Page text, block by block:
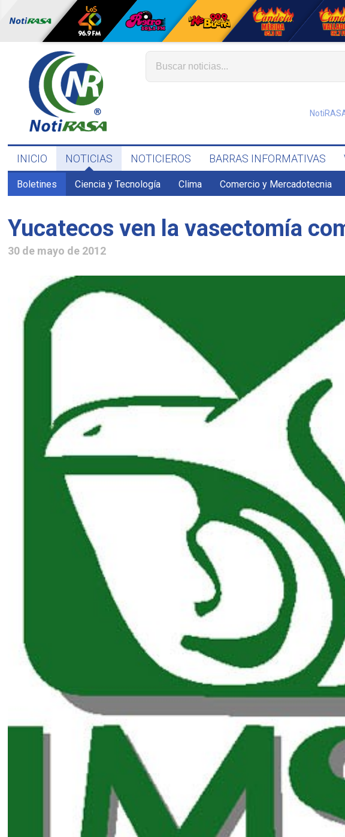
INICIO NOTICIAS NOTICIEROS BARRAS INFORMATIVAS
Boletines Ciencia y Tecnología Clima Comercio y Mercadotecnia
Yucatecos ven la vasectomía
30 de mayo de 2012